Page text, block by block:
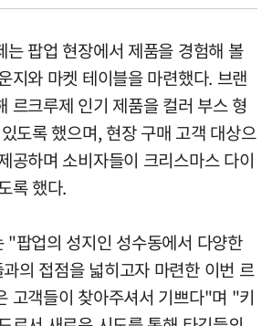
는 팝업 현장에서 제품을 경험해 볼
지와 마켓 테이블을 마련했다. 브랜
르크루제 인기 제품을 컬러 부스 형
도록 했으며, 현장 구매 고객 대상으
공하며 소비자들이 크리스마스 다이
록 했다.
"팝업의 성지인 성수동에서 다양한
의 접점을 넓히고자 마련한 이번 르
고객들이 찾아주셔서 기쁘다"며 "키